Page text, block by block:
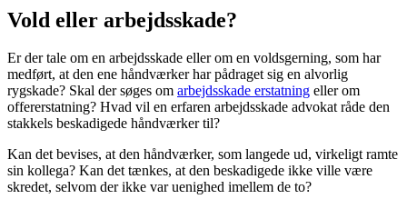
Vold eller arbejdsskade?
Er der tale om en arbejdsskade eller om en voldsgerning, som har
medført, at den ene håndværker har pådraget sig en alvorlig
rygskade? Skal der søges om arbejdsskade erstatning eller om
offererstatning? Hvad vil en erfaren arbejdsskade advokat råde den
stakkels beskadigede håndværker til?
Kan det bevises, at den håndværker, som langede ud, virkeligt ramte
sin kollega? Kan det tænkes, at den beskadigede ikke ville være
skredet, selvom der ikke var uenighed imellem de to?